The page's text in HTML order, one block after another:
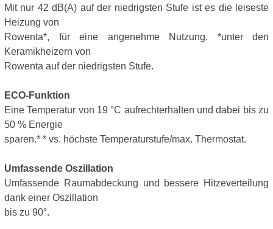
Mit nur 42 dB(A) auf der niedrigsten Stufe ist es die leiseste
Heizung von
Rowenta*, für eine angenehme Nutzung. *unter den
Keramikheizern von
Rowenta auf der niedrigsten Stufe.
ECO-Funktion
Eine Temperatur von 19 °C aufrechterhalten und dabei bis zu
50 % Energie
sparen.* * vs. höchste Temperaturstufe/max. Thermostat.
Umfassende Oszillation
Umfassende Raumabdeckung und bessere Hitzeverteilung
dank einer Oszillation
bis zu 90°.